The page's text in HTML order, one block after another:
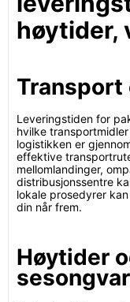
høytider,
Leveringstiden for
hvilke
logistikken er
effektive
mellomlandinger,
distribusjonssentre
lokale prosedyrer
din når frem.
Høytider